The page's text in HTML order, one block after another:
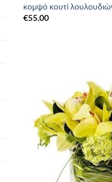
κομψό κουτί
€55.00